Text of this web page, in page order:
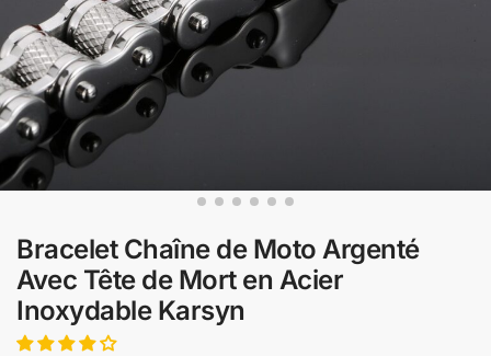
Bracelet Chaîne de Moto Argenté
Avec Tête de Mort en Acier
Inoxydable Karsyn